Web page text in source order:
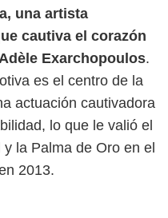
una artista
cautiva el corazón
Exarchopoulos.
es el centro de la
actuación cautivadora
lo que le valió el
la Palma de Oro en el
2013.